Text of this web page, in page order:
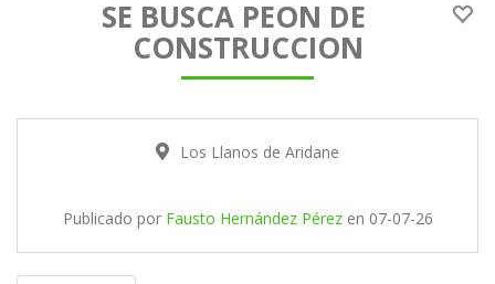
SE BUSCA PEON DE
CONSTRUCCION
Los Llanos de Aridane
Publicado por Fausto Hernández Pérez en 07-07-26